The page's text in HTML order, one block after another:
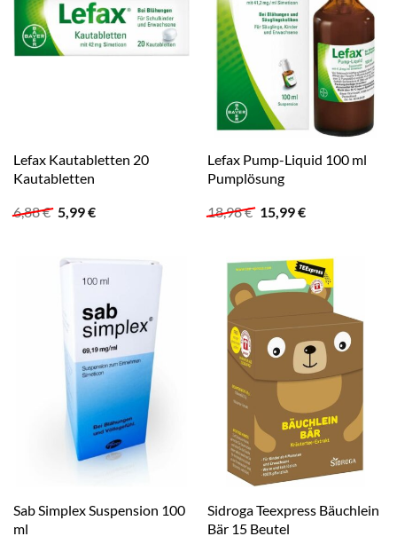
Lefax Kautabletten 20
Kautabletten
6,88€ Ursprünglicher
Preis
5,99€Aktueller
Lefax Pump-Liquid 100 ml
Pumplösung
18,98€ Ursprünglicher
Preis
15,99€Aktueller
15,99 €.
Sab Simplex Suspension 100
ml
Sidroga Teexpress Bäuchlein
Bär 15 Beutel